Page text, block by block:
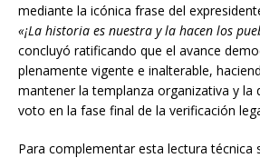
mediante la icónica frase del
«¡La historia es nuestra y la hacen los
concluyó ratificando que el avance
plenamente vigente e inalterable,
mantener la templanza organizativa y la
voto en la fase final de la verificación
Para complementar esta lectura técnica